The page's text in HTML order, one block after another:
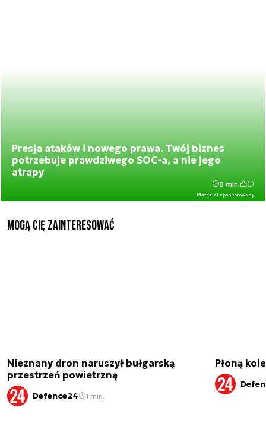
Presja ataków i nowego prawa. Twój biznes
potrzebuje prawdziwego SOC-a, a nie jego
atrapy
Materiał sponsorowany
8 min.
Mogą Cię zainteresować
Nieznany dron naruszył bułgarską
przestrzeń powietrzną
Defence24 1 min.
Płoną